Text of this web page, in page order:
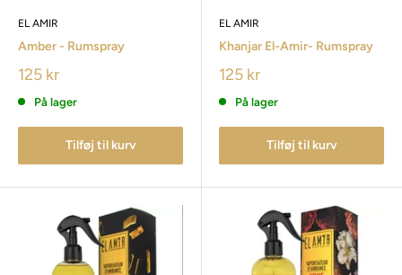
EL AMIR
Amber - Rumspray
125 kr
På lager
Tilføj til kurv
EL AMIR
Khanjar El-Amir- Rumspray
125 kr
På lager
Tilføj til kurv